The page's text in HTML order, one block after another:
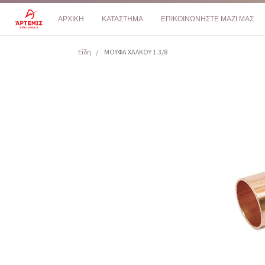
ΑΡΧΙΚΗ ΚΑΤΑΣΤΗΜΑ ΕΠΙΚΟΙΝΩΝΗΣΤΕ ΜΑΖΙ ΜΑΣ
Είδη ΜΟΥΦΑ ΧΑΛΚΟΥ 1.3/8